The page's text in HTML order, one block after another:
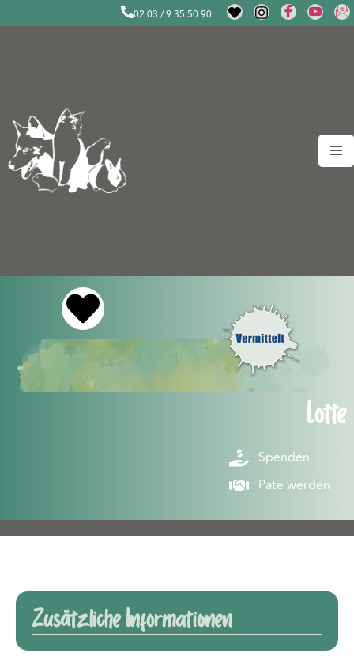
02 03 / 9 35 50 90
Lotte
Spenden
Pate werden
Zusätzliche Informationen